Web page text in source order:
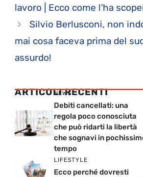
lavoro | Ecco come l’ha
Silvio Berlusconi, non
mai cosa faceva prima del
assurdo!
ARTICOLI RECENTI
NEWS
Debiti cancellati: una
regola poco conosciuta
che può ridarti la libertà
che sognavi in
tempo
LIFESTYLE
Ecco perché dovresti